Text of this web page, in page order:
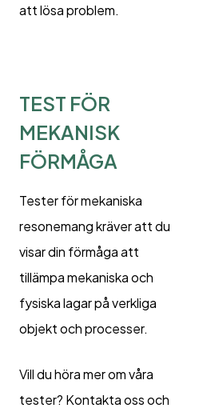
att lösa problem.
TEST FÖR
MEKANISK
FÖRMÅGA
Tester för mekaniska
resonemang kräver att du
visar din förmåga att
tillämpa mekaniska och
fysiska lagar på verkliga
objekt och processer.
Vill du höra mer om våra
tester? Kontakta oss och